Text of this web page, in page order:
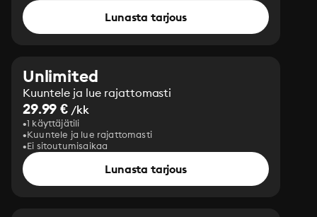
Lunasta tarjous
Unlimited
Kuuntele ja lue rajattomasti
29.99 € /kk
1 käyttäjätili
Kuuntele ja lue rajattomasti
Ei sitoutumisaikaa
Lunasta tarjous